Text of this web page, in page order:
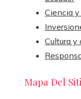
Ciencia
Cultura y
Mapa Del